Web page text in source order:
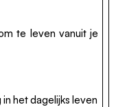
te leven vanuit je
het dagelijks leven